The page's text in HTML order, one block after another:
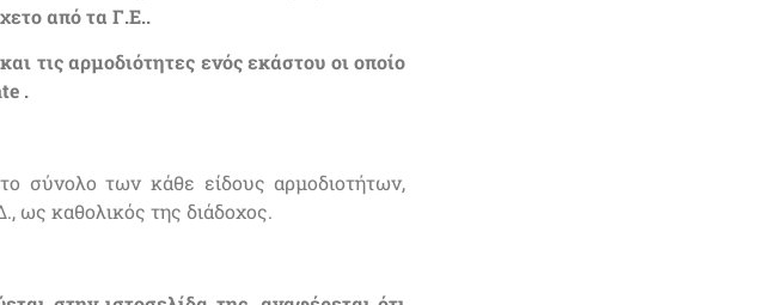
από τα Γ.Ε..
τις αρμοδιότητες ενός εκάστου οι οποίο
.
σύνολο των κάθε είδους αρμοδιοτήτων,
καθολικός της διάδοχος.